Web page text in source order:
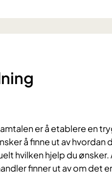
er å etablere en
å finne ut av hvordan
hvilken hjelp du
finner ut av om det